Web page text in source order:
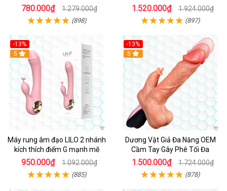
Sướng
780.000₫ 1.279.000₫
(898)
Hot
1.520.000₫ 1.924.000₫
(897)
-13%
Hot
5
Máy rung âm đạo LILO 2 nhánh
kích thích điểm G mạnh mẽ
950.000₫ 1.092.000₫
(885)
-13%
Hot
5
Dương Vật Giả Đa Năng OEM
Cầm Tay Gây Phê Tối Đa
1.500.000₫ 1.724.000₫
(878)